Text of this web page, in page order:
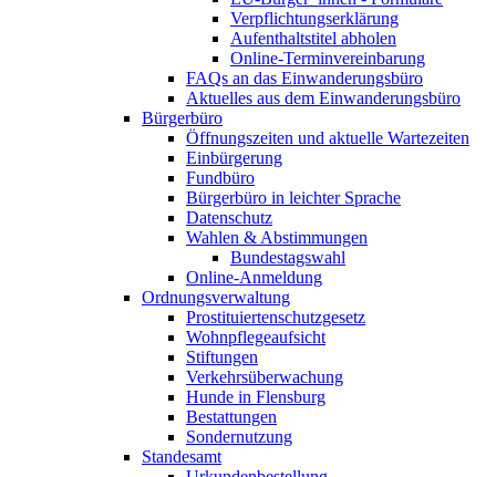
Verpflichtungserklärung
Aufenthaltstitel abholen
Online-Terminvereinbarung
FAQs an das Einwanderungsbüro
Aktuelles aus dem Einwanderungsbüro
Bürgerbüro
Öffnungszeiten und aktuelle Wartezeiten
Einbürgerung
Fundbüro
Bürgerbüro in leichter Sprache
Datenschutz
Wahlen & Abstimmungen
Bundestagswahl
Online-Anmeldung
Ordnungsverwaltung
Prostituiertenschutzgesetz
Wohnpflegeaufsicht
Stiftungen
Verkehrsüberwachung
Hunde in Flensburg
Bestattungen
Sondernutzung
Standesamt